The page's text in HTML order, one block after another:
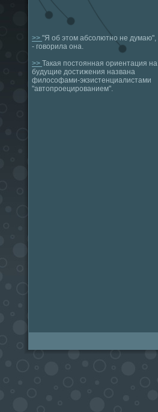
>> "Я об этом абсолютно не думаю",
- говорила она.
>> Такая постоянная ориентация на
будущие достижения названа
философами-экзистенциалистами
"автопроецированием".